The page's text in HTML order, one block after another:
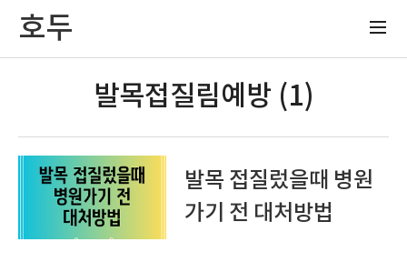
호두
발목접질림예방 (1)
발목 접질렀을때 병원
가기 전 대처방법